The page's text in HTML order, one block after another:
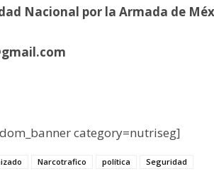
Nacional por la Armada de
category=nutriseg]
Narcotrafico política Seguridad